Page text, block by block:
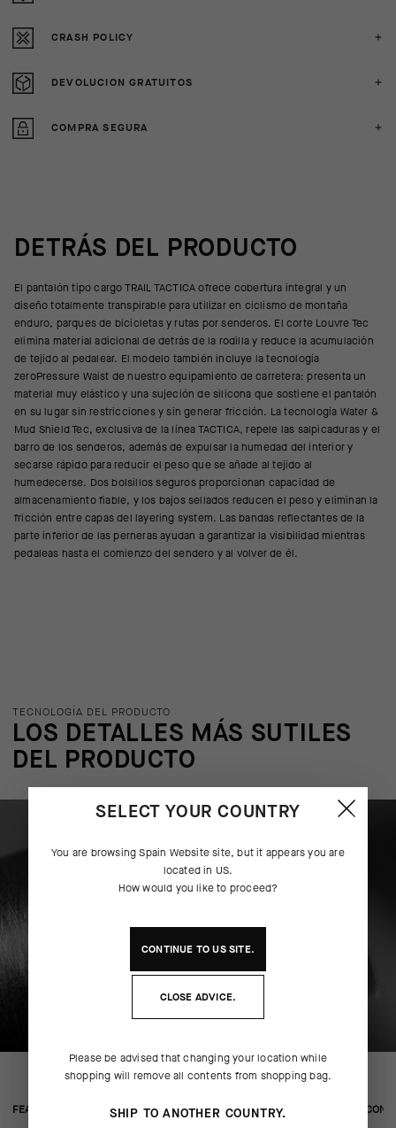
CRASH POLICY
DEVOLUCION GRATUITOS
COMPRA SEGURA
DETRÁS DEL PRODUCTO
El pantalón tipo cargo TRAIL TACTICA ofrece cobertura integral y un
diseño totalmente transpirable para utilizar en ciclismo de montaña
enduro, parques de bicicletas y rutas por senderos. El corte Louvre Tec
elimina material adicional de detrás de la rodilla y reduce la acumulación
de tejido al pedalear. El modelo también incluye la tecnología
zeroPressure Waist de nuestro equipamiento de carretera: presenta un
material muy elástico y una sujeción de silicona que sostiene el pantalón
en su lugar sin restricciones y sin generar fricción. La tecnología Water &
Mud Shield Tec, exclusiva de la línea TACTICA, repele las salpicaduras y el
barro de los senderos, además de expulsar la humedad del interior y
secarse rápido para reducir el peso que se añade al tejido al
humedecerse. Dos bolsillos seguros proporcionan capacidad de
almacenamiento fiable, y los bajos sellados reducen el peso y eliminan la
fricción entre capas del layering system. Las bandas reflectantes de la
parte inferior de las perneras ayudan a garantizar la visibilidad mientras
pedaleas hasta el comienzo del sendero y al volver de él.
TECNOLOGÍA DEL PRODUCTO
LOS DETALLES MÁS SUTILES
DEL PRODUCTO
FEATURED FABRICS
SELECT YOUR COUNTRY
You are browsingSpain Websitesite, but it appears you are
located in US.
How would you like to proceed?
CONTINUE TOUSSITE.
CLOSE ADVICE.
Please be advised that changing your location while
shopping will remove all contents from shopping bag.
SHIP TO ANOTHER COUNTRY.